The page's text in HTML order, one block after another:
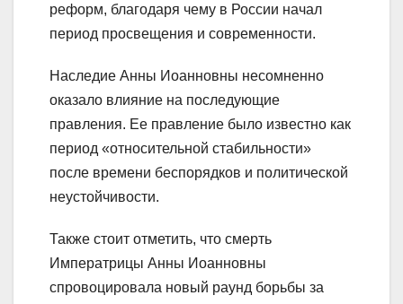
реформ, благодаря чему в России начал
период просвещения и современности.
Наследие Анны Иоанновны несомненно
оказало влияние на последующие
правления. Ее правление было известно как
период «относительной стабильности»
после времени беспорядков и политической
неустойчивости.
Также стоит отметить, что смерть
Императрицы Анны Иоанновны
спровоцировала новый раунд борьбы за